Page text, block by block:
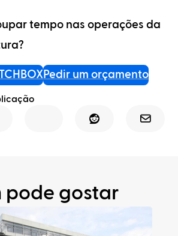
tempo nas operações da
Pedir um orçamento
pode gostar